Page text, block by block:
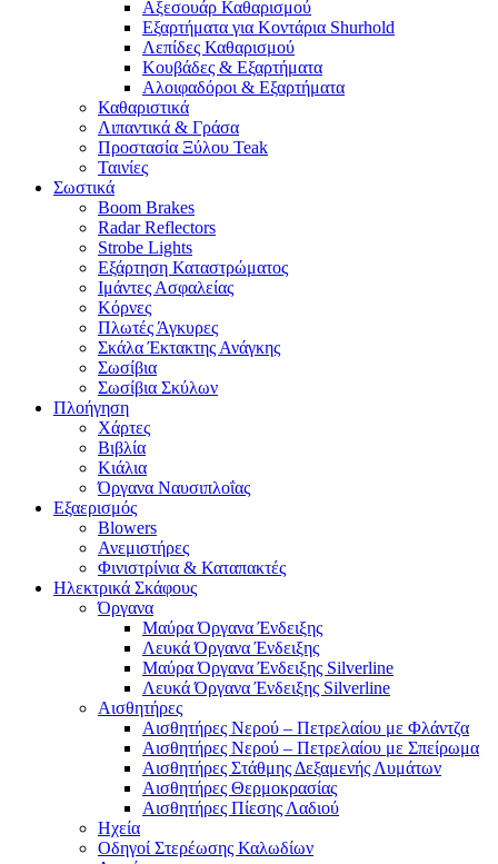
Αξεσουάρ Καθαρισμού
Εξαρτήματα για Κοντάρια Shurhold
Λεπίδες Καθαρισμού
Κουβάδες & Εξαρτήματα
Αλοιφαδόροι & Εξαρτήματα
Καθαριστικά
Λιπαντικά & Γράσα
Προστασία Ξύλου Teak
Ταινίες
Σωστικά
Boom Brakes
Radar Reflectors
Strobe Lights
Εξάρτηση Καταστρώματος
Ιμάντες Ασφαλείας
Κόρνες
Πλωτές Άγκυρες
Σκάλα Έκτακτης Ανάγκης
Σωσίβια
Σωσίβια Σκύλων
Πλοήγηση
Χάρτες
Βιβλία
Κιάλια
Όργανα Ναυσιπλοΐας
Εξαερισμός
Blowers
Ανεμιστήρες
Φινιστρίνια & Καταπακτές
Ηλεκτρικά Σκάφους
Όργανα
Μαύρα Όργανα Ένδειξης
Λευκά Όργανα Ένδειξης
Μαύρα Όργανα Ένδειξης Silverline
Λευκά Όργανα Ένδειξης Silverline
Αισθητήρες
Αισθητήρες Νερού – Πετρελαίου με Φλάντζα
Αισθητήρες Νερού – Πετρελαίου με Σπείρωμα
Αισθητήρες Στάθμης Δεξαμενής Λυμάτων
Αισθητήρες Θερμοκρασίας
Αισθητήρες Πίεσης Λαδιού
Ηχεία
Οδηγοί Στερέωσης Καλωδίων